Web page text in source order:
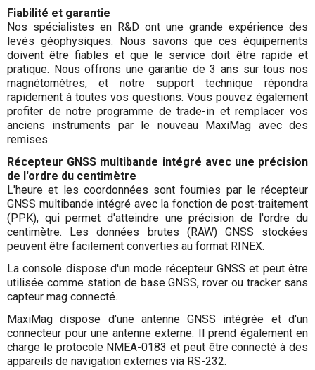
Fiabilité et garantie
Nos spécialistes en R&D ont une grande expérience des
levés géophysiques. Nous savons que ces équipements
doivent être fiables et que le service doit être rapide et
pratique. Nous offrons une garantie de 3 ans sur tous nos
magnétomètres, et notre support technique répondra
rapidement à toutes vos questions. Vous pouvez également
profiter de notre programme de trade-in et remplacer vos
anciens instruments par le nouveau MaxiMag avec des
remises.
Récepteur GNSS multibande intégré avec une précision
de l'ordre du centimètre
L'heure et les coordonnées sont fournies par le récepteur
GNSS multibande intégré avec la fonction de post-traitement
(PPK), qui permet d'atteindre une précision de l'ordre du
centimètre. Les données brutes (RAW) GNSS stockées
peuvent être facilement converties au format RINEX.
La console dispose d'un mode récepteur GNSS et peut être
utilisée comme station de base GNSS, rover ou tracker sans
capteur mag connecté.
MaxiMag dispose d'une antenne GNSS intégrée et d'un
connecteur pour une antenne externe. Il prend également en
charge le protocole NMEA-0183 et peut être connecté à des
appareils de navigation externes via RS-232.